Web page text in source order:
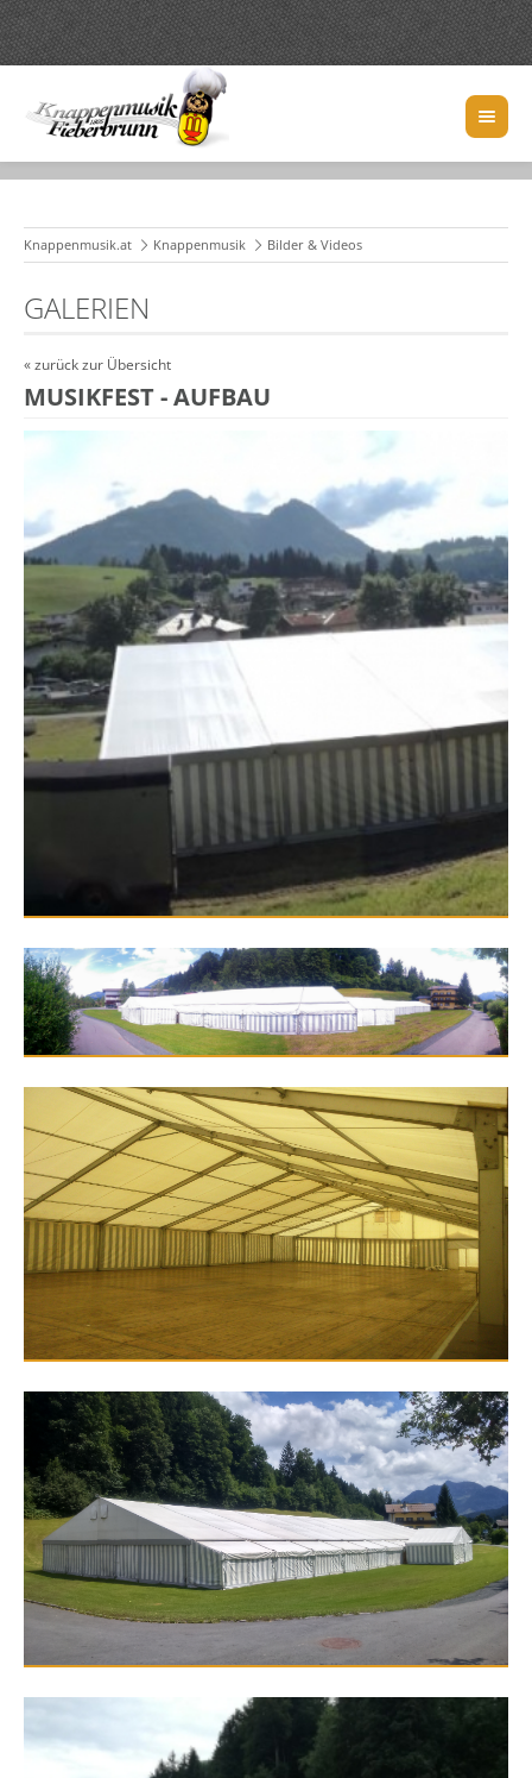
Knappenmusik.at Knappenmusik Bilder & Videos
GALERIEN
« zurück zur Übersicht
MUSIKFEST - AUFBAU